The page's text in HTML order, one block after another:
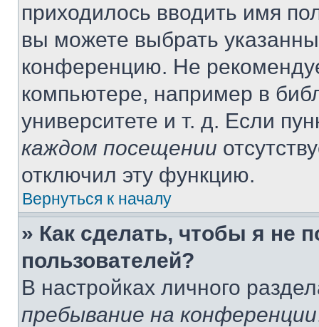
приходилось вводить имя
вы можете выбрать
конференцию. Не
компьютере, например в
университете и т. д. Если
каждом посещении
отключил эту функцию.
Вернуться к началу
» Как сделать, чтобы я не
пользователей?
В настройках личного
пребывание на конференции